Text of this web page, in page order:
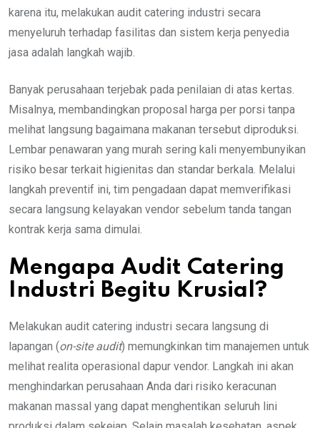
karena itu, melakukan audit catering industri secara
menyeluruh terhadap fasilitas dan sistem kerja penyedia
jasa adalah langkah wajib.
Banyak perusahaan terjebak pada penilaian di atas kertas.
Misalnya, membandingkan proposal harga per porsi tanpa
melihat langsung bagaimana makanan tersebut diproduksi.
Lembar penawaran yang murah sering kali menyembunyikan
risiko besar terkait higienitas dan standar berkala. Melalui
langkah preventif ini, tim pengadaan dapat memverifikasi
secara langsung kelayakan vendor sebelum tanda tangan
kontrak kerja sama dimulai.
Mengapa Audit Catering
Industri Begitu Krusial?
Melakukan audit catering industri secara langsung di
lapangan (on-site audit) memungkinkan tim manajemen untuk
melihat realita operasional dapur vendor. Langkah ini akan
menghindarkan perusahaan Anda dari risiko keracunan
makanan massal yang dapat menghentikan seluruh lini